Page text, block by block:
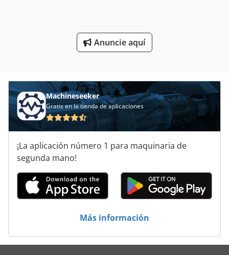
Anuncie aquí
Machineseeker
Gratis en la tienda de aplicaciones
¡La aplicación número 1 para maquinaria de
segunda mano!
Más información